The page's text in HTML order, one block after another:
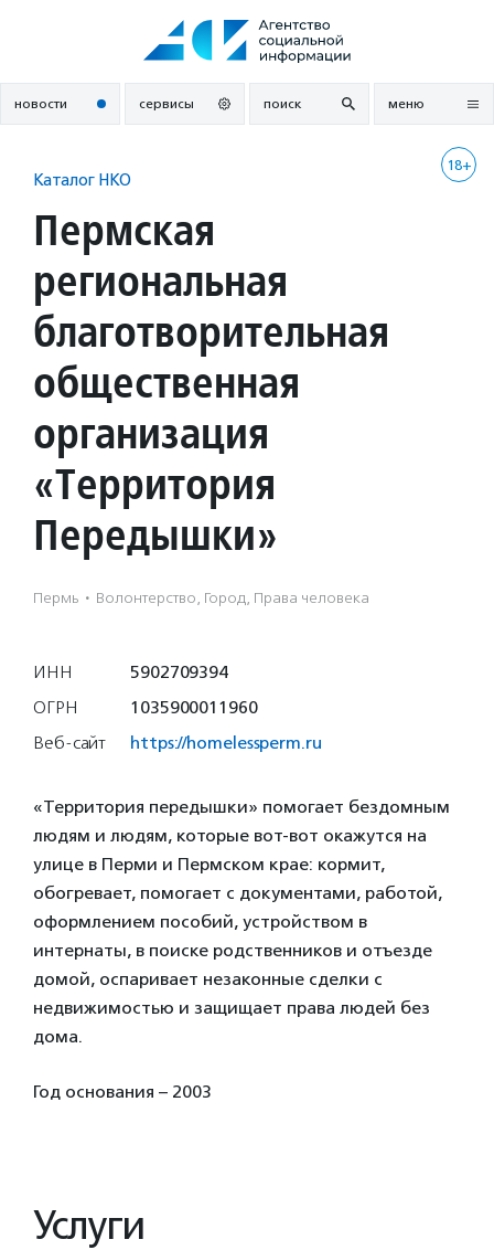
новости сервисы поиск меню
18+
Каталог НКО
Пермская
региональная
благотворительная
общественная
организация
«Территория
Передышки»
Пермь · Волонтерство, Город, Права человека
ИНН
5902709394
ОГРН
1035900011960
Веб-сайт
https://homelessperm.ru
«Территория передышки» помогает бездомным
людям и людям, которые вот-вот окажутся на
улице в Перми и Пермском крае: кормит,
обогревает, помогает с документами, работой,
оформлением пособий, устройством в
интернаты, в поиске родственников и отъезде
домой, оспаривает незаконные сделки с
недвижимостью и защищает права людей без
дома.
Год основания – 2003
Услуги